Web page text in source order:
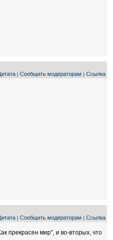
| Сообщить модераторам | Ссылка
| Сообщить модераторам | Ссылка
прекрасен мир", и во-вторых, что